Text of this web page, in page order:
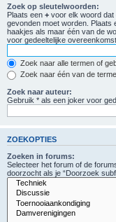
Zoek op sleutelwoorden:
Plaats een + voor elk woord dat
gevonden moet worden. Plaats
haakjes als maar één van de
voor gedeeltelijke
Zoek naar alle termen of
Zoek naar één van de
Zoek naar auteur:
Gebruik * als een joker voor
ZOEKOPTIES
Zoeken in forums:
Selecteer het forum of de
doorzocht als je “Doorzoek